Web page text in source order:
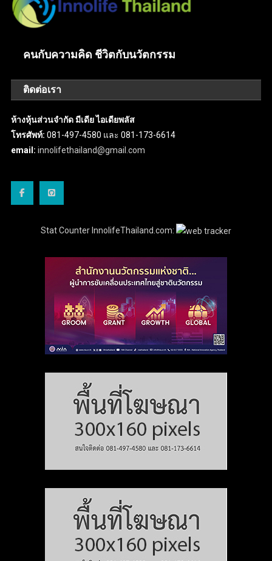
คนกับความคิด ชีวิตกับนวัตกรรม
ติดต่อเรา
ห้างหุ้นส่วนจำกัด มีเดีย ไอเดียพลัส
โทรศัพท์: 081-497-4580 และ 081-173-6614
email: innolifethailand@gmail.com
Stat Counter InnolifeThailand.com: